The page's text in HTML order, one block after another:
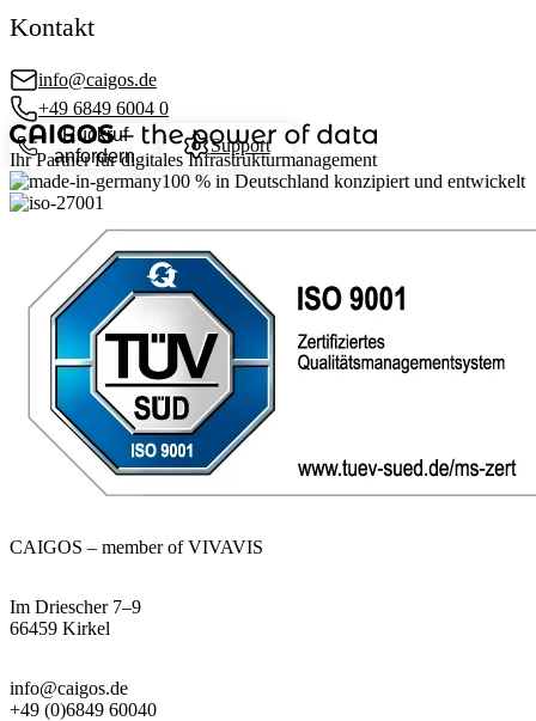
Kontakt
info@caigos.de
+49 6849 6004 0
Rückruf
anfordern
Support
Ihr Partner für digitales Infrastrukturmanagement
100 % in Deutschland konzipiert und entwickelt
CAIGOS – member of VIVAVIS
Im Driescher 7–9
66459 Kirkel
info@caigos.de
+49 (0)6849 60040